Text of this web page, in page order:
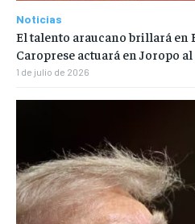
Noticias
El talento araucano brillará en
Caroprese actuará en Joropo
1 de julio de 2026